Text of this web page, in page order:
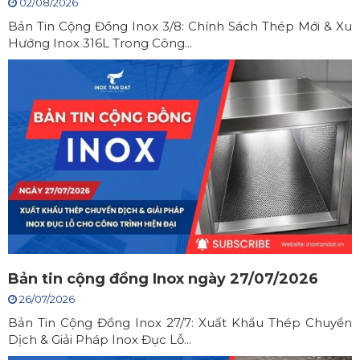
02/08/2026
Bản Tin Cộng Đồng Inox 3/8: Chính Sách Thép Mới & Xu
Hướng Inox 316L Trong Công...
Bản tin cộng đồng Inox ngày 27/07/2026
26/07/2026
Bản Tin Cộng Đồng Inox 27/7: Xuất Khẩu Thép Chuyển
Dịch & Giải Pháp Inox Đục Lỗ...